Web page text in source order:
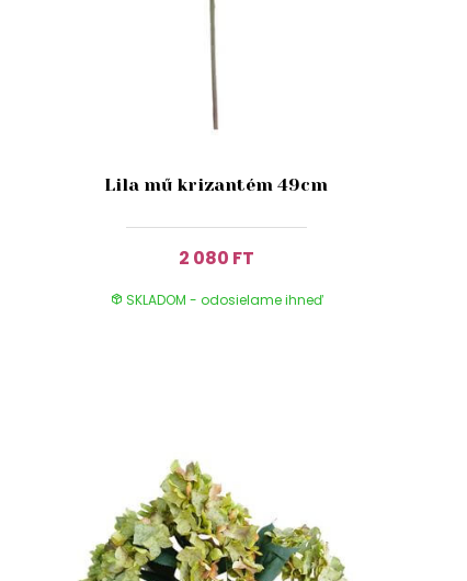
Lila mű krizantém 49cm
2 080 FT
SKLADOM - odosielame ihneď